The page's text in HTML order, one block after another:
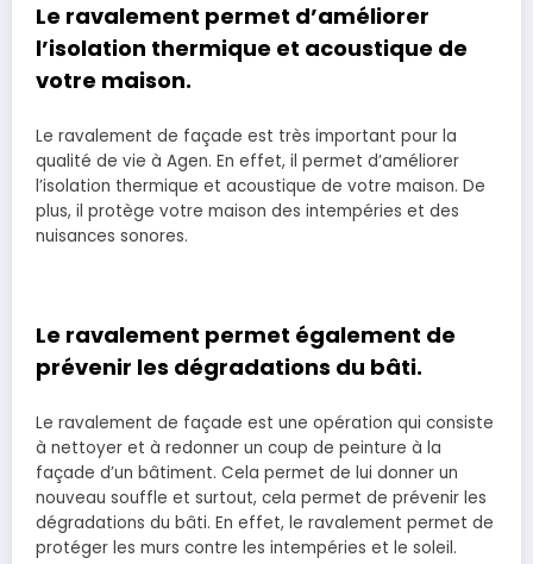
Le ravalement permet d’améliorer
l’isolation thermique et acoustique de
votre maison.
Le ravalement de façade est très important pour la
qualité de vie à Agen. En effet, il permet d’améliorer
l’isolation thermique et acoustique de votre maison. De
plus, il protège votre maison des intempéries et des
nuisances sonores.
Le ravalement permet également de
prévenir les dégradations du bâti.
Le ravalement de façade est une opération qui consiste
à nettoyer et à redonner un coup de peinture à la
façade d’un bâtiment. Cela permet de lui donner un
nouveau souffle et surtout, cela permet de prévenir les
dégradations du bâti. En effet, le ravalement permet de
protéger les murs contre les intempéries et le soleil.